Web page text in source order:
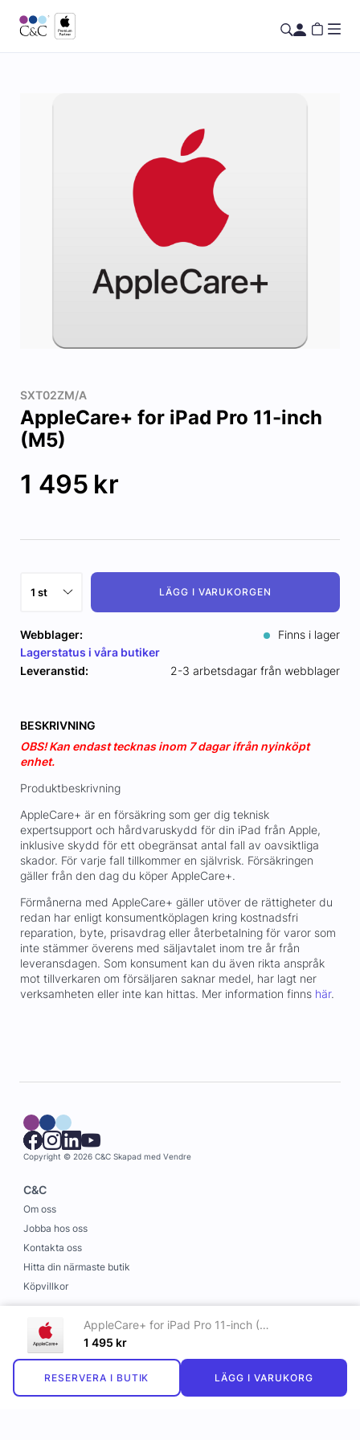
SXT02ZM/A
AppleCare+ for iPad Pro 11-inch
(M5)
1 495 kr
LÄGG I VARUKORGEN
AppleCare+ for iPad Pro 11-inch (M5)
1 495 kr
RESERVERA I BUTIK LÄGG I VARUKORG
Webblager:
Finns i lager
Lagerstatus i våra butiker
Leveranstid:
2-3 arbetsdagar från webblager
BESKRIVNING
OBS! Kan endast tecknas inom 7 dagar ifrån nyinköpt
enhet.
Produktbeskrivning
AppleCare+ är en försäkring som ger dig teknisk
expertsupport och hårdvaruskydd för din iPad från Apple,
inklusive skydd för ett obegränsat antal fall av oavsiktliga
skador. För varje fall tillkommer en självrisk. Försäkringen
gäller från den dag du köper AppleCare+.
Förmånerna med AppleCare+ gäller utöver de rättigheter du
redan har enligt konsumentköplagen kring kostnadsfri
reparation, byte, prisavdrag eller återbetalning för varor som
inte stämmer överens med säljavtalet inom tre år från
leveransdagen. Som konsument kan du även rikta anspråk
mot tillverkaren om försäljaren saknar medel, har lagt ner
verksamheten eller inte kan hittas. Mer information finns här.
Copyright © 2026 C&C Skapad med Vendre
C&C
Om oss
Jobba hos oss
Kontakta oss
Hitta din närmaste butik
Köpvillkor
Information
Leverans och betalning
Cookies
Personuppgiftspolicy